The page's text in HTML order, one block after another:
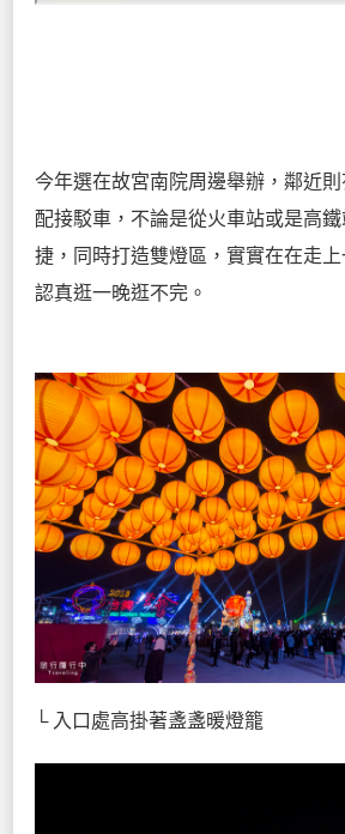
今年選在故宮南院周邊舉辦，鄰近
配接駁車，不論是從火車站或是高
捷，同時打造雙燈區，實實在在走上
認真逛一晚逛不完。
└ 入口處高掛著盞盞暖燈籠